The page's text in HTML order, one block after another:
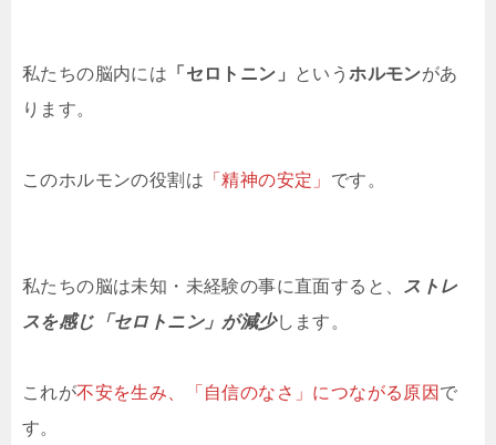
私たちの脳内には 「セロトニン」 というホルモンがあ
ります。
このホルモンの役割は 「精神の安定」 です。
私たちの脳は未知・未経験の事に直面すると、 ストレ
スを感じ「セロトニン」が減少します。
これが不安を生み、「自信のなさ」につながる原因 で
す。